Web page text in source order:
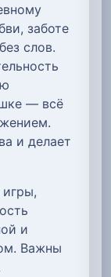
заботе
слов.
— всё
и делает
игры,
и
Важны